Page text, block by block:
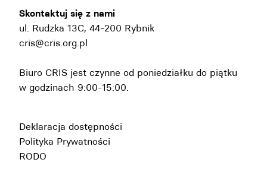
Skontaktuj się z nami
ul. Rudzka 13C, 44-200 Rybnik
cris@cris.org.pl
Biuro CRIS jest czynne od poniedziałku do piątku
w godzinach 9:00-15:00.
Deklaracja dostępności
Polityka Prywatności
RODO